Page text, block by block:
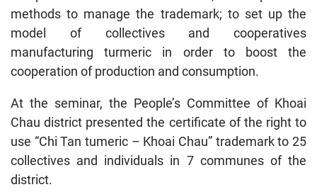
methods to manage the trademark; to set up the
model of collectives and cooperatives
manufacturing turmeric in order to boost the
cooperation of production and consumption.
At the seminar, the People’s Committee of Khoai
Chau district presented the certificate of the right to
use “Chi Tan tumeric – Khoai Chau” trademark to 25
collectives and individuals in 7 communes of the
district.